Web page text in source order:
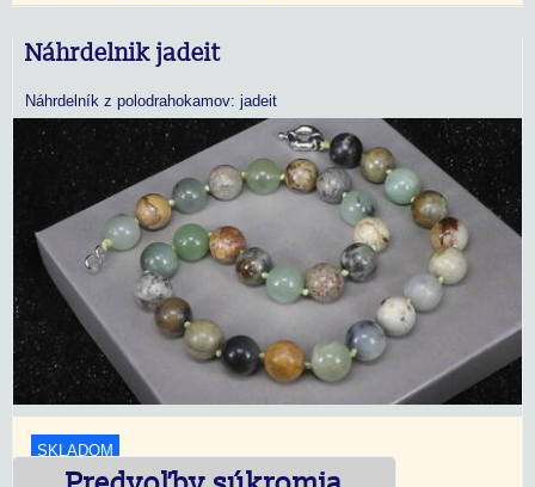
Náhrdelnik jadeit
Náhrdelník z polodrahokamov: jadeit
SKLADOM